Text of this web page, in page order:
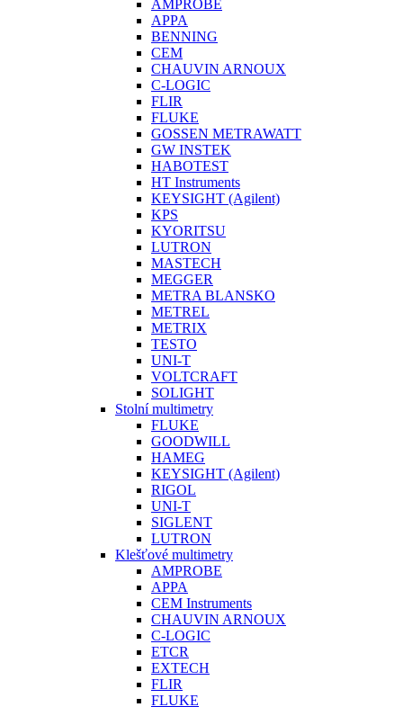
AMPROBE
APPA
BENNING
CEM
CHAUVIN ARNOUX
C-LOGIC
FLIR
FLUKE
GOSSEN METRAWATT
GW INSTEK
HABOTEST
HT Instruments
KEYSIGHT (Agilent)
KPS
KYORITSU
LUTRON
MASTECH
MEGGER
METRA BLANSKO
METREL
METRIX
TESTO
UNI-T
VOLTCRAFT
SOLIGHT
Stolní multimetry
FLUKE
GOODWILL
HAMEG
KEYSIGHT (Agilent)
RIGOL
UNI-T
SIGLENT
LUTRON
Klešťové multimetry
AMPROBE
APPA
CEM Instruments
CHAUVIN ARNOUX
C-LOGIC
ETCR
EXTECH
FLIR
FLUKE